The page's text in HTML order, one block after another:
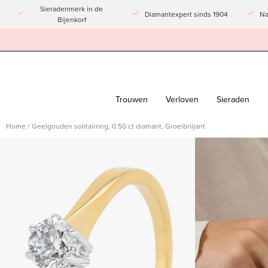
Sieradenmerk in de
Bijenkorf
Diamantexpert sinds 1904
Trouwen Verloven Sieraden
Home /Geelgouden solitairring, 0.50 ct diamant, Groeibriljant